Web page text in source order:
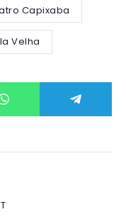
Capixaba
Velha